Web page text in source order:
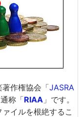
作権協会「JASRA
称「RIAA 」です。
イルを根絶するこ